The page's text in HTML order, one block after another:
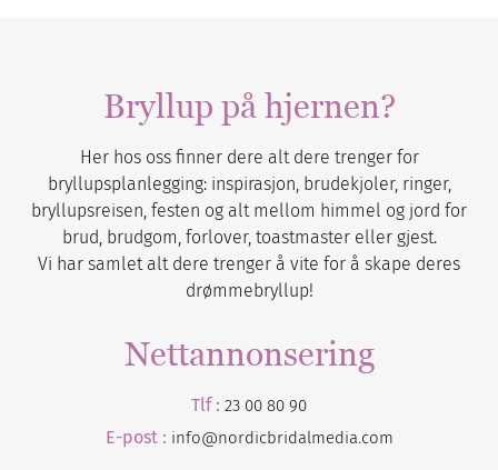
Bryllup på hjernen?
Her hos oss finner dere alt dere trenger for
bryllupsplanlegging: inspirasjon, brudekjoler, ringer,
bryllupsreisen, festen og alt mellom himmel og jord for
brud, brudgom, forlover, toastmaster eller gjest.
Vi har samlet alt dere trenger å vite for å skape deres
drømmebryllup!
Nettannonsering
Tlf : 23 00 80 90
E-post : info@nordicbridalmedia.com